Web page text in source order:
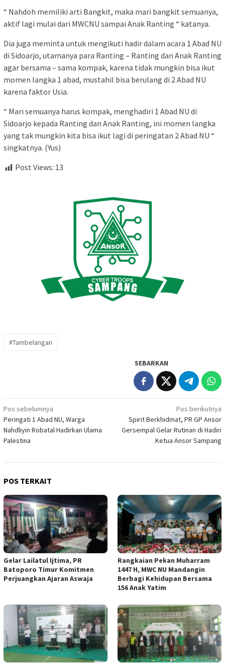
“ Nahdoh memiliki arti Bangkit, maka mari bangkit semuanya,
aktif lagi mulai dari MWCNU sampai Anak Ranting “ katanya.
Dia juga meminta untuk mengikuti hadir dalam acara 1 Abad NU
di Sidoarjo, utamanya para Ranting – Ranting dan Anak Ranting
agar bersama – sama kompak, karena tidak mungkin bisa ikut
momen langka 1 abad, mustahil bisa berulang di 2 Abad NU
karena faktor Usia.
“ Mari semuanya harus kompak, menghadiri 1 Abad NU di
Sidoarjo kepada Ranting dan Anak Ranting, ini momen langka
yang tak mungkin kita bisa ikut lagi di peringatan 2 Abad NU “
singkatnya. (Yus)
Post Views: 13
#Tambelangan
SEBARKAN
Navigasi
pos
Pos sebelumnya
Peringati 1 Abad NU, Warga
Nahdliyin Robatal Hadirkan Ulama
Palestina
Pos berikutnya
Spirit Berkhidmat, PR GP Ansor
Gersempal Gelar Rutinan di Hadiri
Ketua Ansor Sampang
POS TERKAIT
Gelar Lailatul Ijtima, PR
Batoporo Timur Komitmen
Perjuangkan Ajaran Aswaja
Rangkaian Pekan Muharram
1447 H, MWC NU Mandangin
Berbagi Kehidupan Bersama
156 Anak Yatim